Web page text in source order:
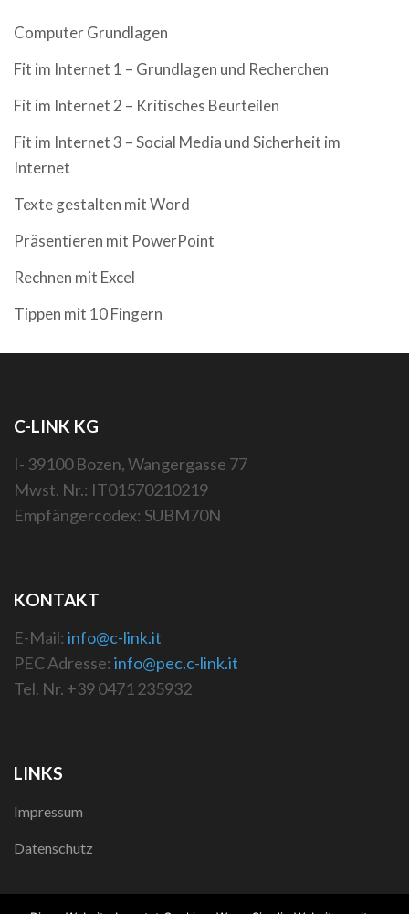
Computer Grundlagen
Fit im Internet 1 – Grundlagen und Recherchen
Fit im Internet 2 – Kritisches Beurteilen
Fit im Internet 3 – Social Media und Sicherheit im
Internet
Texte gestalten mit Word
Präsentieren mit PowerPoint
Rechnen mit Excel
Tippen mit 10 Fingern
C-LINK KG
I- 39100 Bozen, Wangergasse 77
Mwst. Nr.: IT01570210219
Empfängercodex: SUBM70N
KONTAKT
E-Mail: info@c-link.it
PEC Adresse: info@pec.c-link.it
Tel. Nr. +39 0471 235932
LINKS
Impressum
Datenschutz